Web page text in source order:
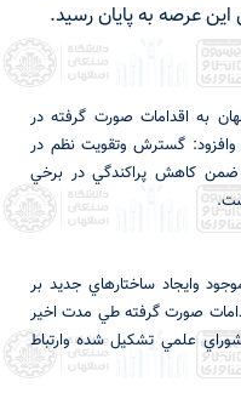
به اقدامات صورت گرفته در
گسترش وتقويت نظم در
ضمن كاهش پراكندگي در برخي
وايجاد ساختارهاي جديد بر
صورت گرفته طي مدت اخير
علمي تشكيل شده وارتباط